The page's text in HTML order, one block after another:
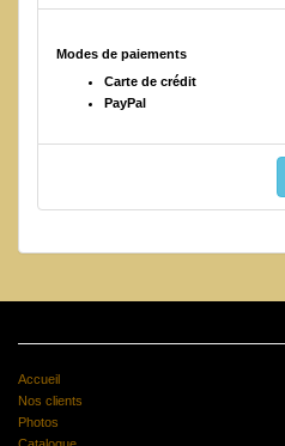
Modes de paiements
Carte de crédit
PayPal
Accueil
Nos clients
Photos